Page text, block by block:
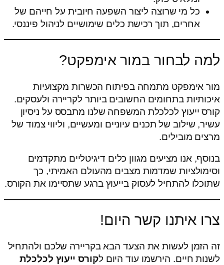
כל מי שרוצה ליצור השפעה חיובית על חייהם של
אחרים, תוך רכישת כלים שימושיים לניהול פיננסי.
למה לבחור במור אימפקט?
מור אימפקט מתמחה בפיתוח הכשרות מקצועיות
איכותיות בתחומים החשובים ביותר לקריירה ולעסקים.
קורס ייעוץ לכלכלת המשפחה שלנו מתבסס על ניסיון
עשיר, שילוב של תכנים עיוניים ומעשיים, וליווי צמוד של
מרצים מובילים.
בנוסף, אנו מציעים מגוון כלים דיגיטליים מתקדמים
וסימולציות שמדמות מצבים מהעולם האמיתי, כך
שתוכלו להתחיל לעסוק בייעוץ ברגע שתסיימו את הקורס.
צרו איתנו קשר היום!
זה הזמן לעשות את הצעד הבא בקריירה שלכם ולהתחיל
לשנות חיים. הירשמו עוד היום לקורס ייעוץ לכלכלת